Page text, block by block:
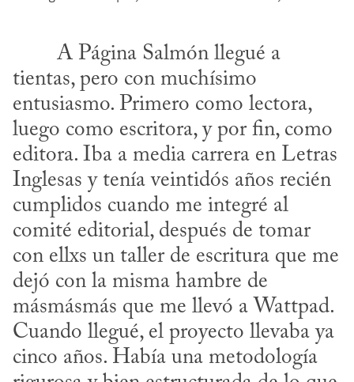
tientas, pero con muchísimo
entusiasmo. Primero como lectora,
luego como escritora, y por fin, como
editora. Iba a media carrera en Letras
Inglesas y tenía veintidós años recién
cumplidos cuando me integré al
comité editorial, después de tomar
con ellxs un taller de escritura que me
dejó con la misma hambre de
másmásmás que me llevó a Wattpad.
Cuando llegué, el proyecto llevaba ya
cinco años. Había una metodología